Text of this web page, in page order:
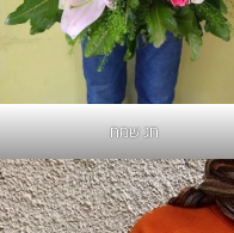
חג שמח